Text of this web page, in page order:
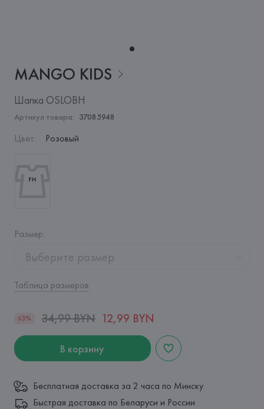
MANGO KIDS
Шапка OSLOBH
Артикул товара: 37085948
Цвет: Розовый
Размер:
Выберите размер
Таблица размеров
63% 34,99 BYN 12,99 BYN
В корзину
Бесплатная доставка за 2 часа по Минску
Быстрая доставка по Беларуси и России